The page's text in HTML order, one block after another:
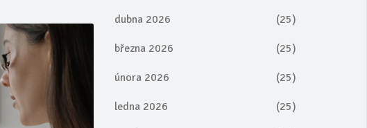
dubna 2026 (25)
března 2026 (25)
února 2026 (25)
ledna 2026 (25)